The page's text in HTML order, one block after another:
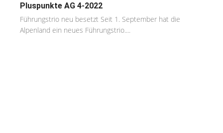
Pluspunkte AG 4-2022
Führungstrio neu besetzt Seit 1. September hat die
Alpenland ein neues Führungstrio....